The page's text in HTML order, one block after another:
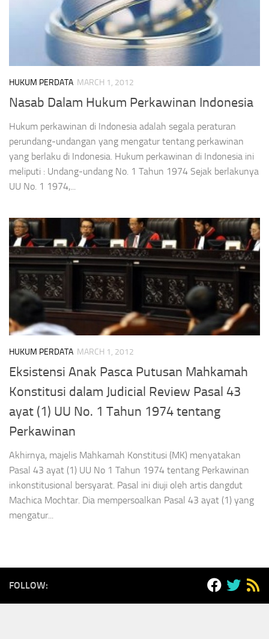
HUKUM PERDATA MARCH 1, 2012
Nasab Dalam Hukum Perkawinan Indonesia
Hukum perkawinan di Indonesia adalah segala peraturan
perundang-undangan yang mengatur tentang perkawinan
yang berlaku di Indonesia. Hukum perkawinan di Indonesia ini
meliputi : Undang-undang No. 1 Tahun 1974 Sejak berlakunya
UU No. 1 1974,...
HUKUM PERDATA MARCH 1, 2012
Eksistensi Anak Pasca Putusan Mahkamah
Konstitusi dalam Judicial Review Pasal 43
ayat (1) UU No. 1 Tahun 1974 tentang
Perkawinan
Akhirnya, majelis Mahkamah Konstitusi (MK) menyatakan
Pasal 43 ayat (1) UU No 1 Tahun 1974 tentang Perkawinan
inkonstitusional bersyarat. Pasal ini diuji oleh artis dangdut
Machica Mochtar. Dia mempersoalkan Pasal 43 ayat (1) yang
mengatur...
FOLLOW: